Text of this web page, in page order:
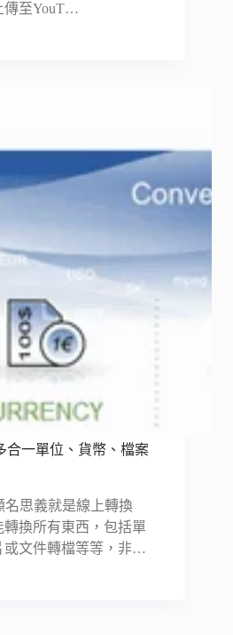
傳至YouT…
合一單位、貨幣、檔案
名思義就是線上轉換
換所有東西，包括單
或文件轉檔等等，非…